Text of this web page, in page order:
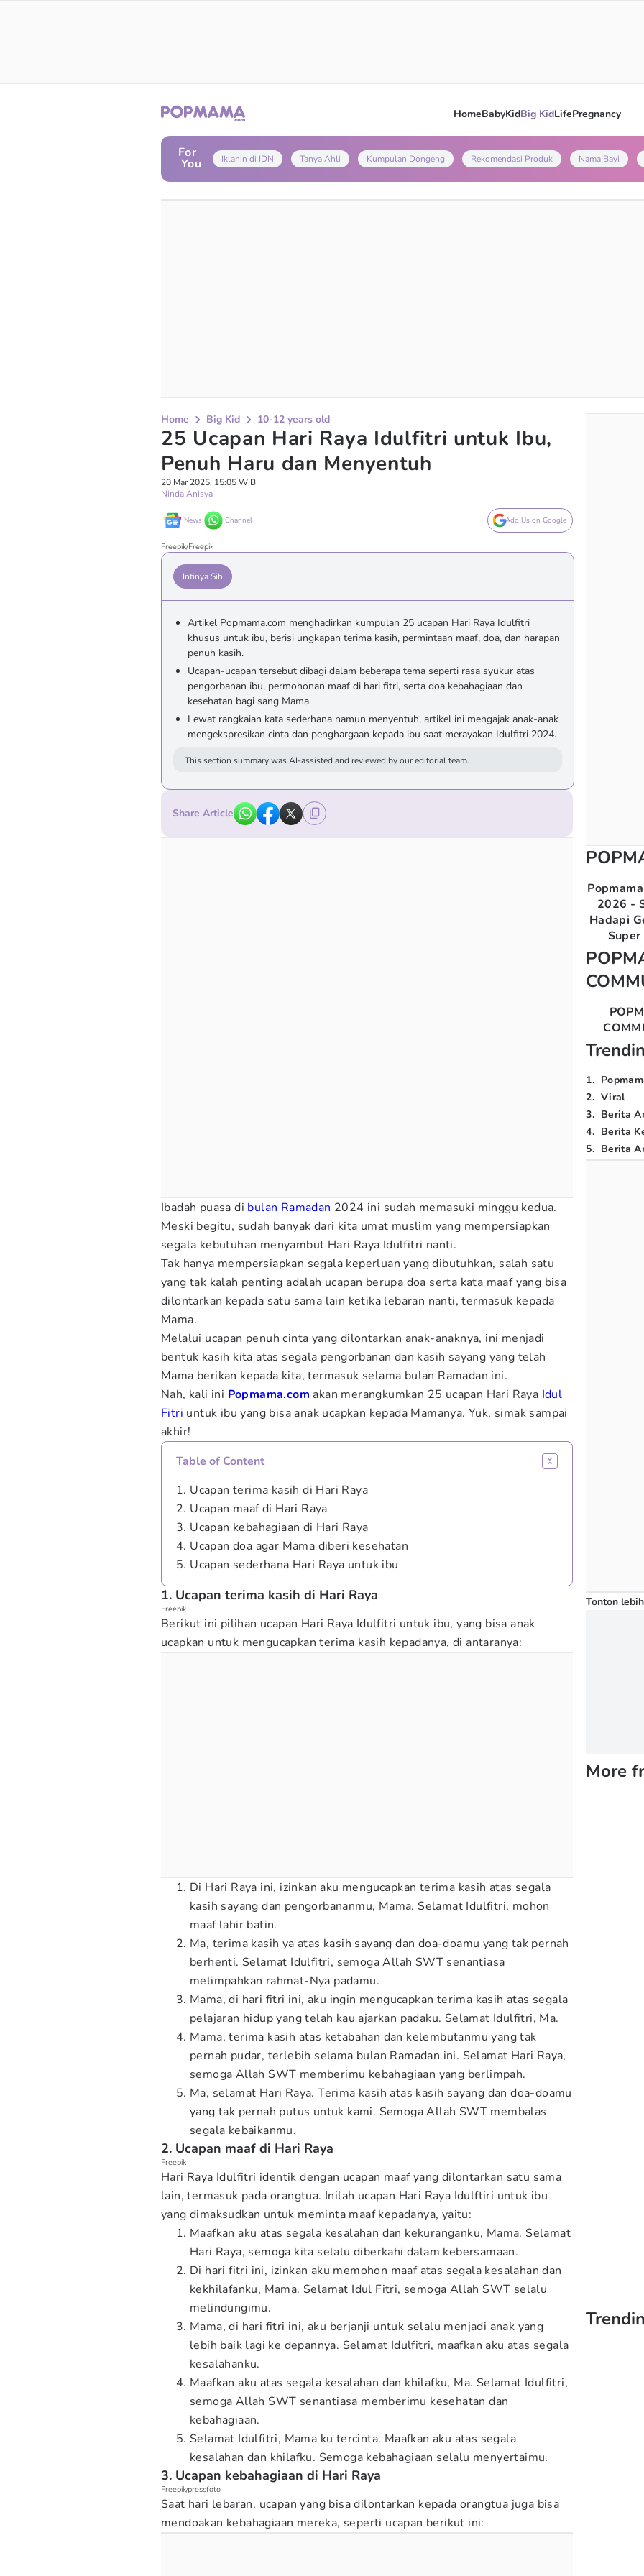
HomeBabyKidBig KidLifePregnancy
For
You Iklanin di IDN Tanya Ahli Kumpulan Dongeng Rekomendasi Produk Nama Bayi
Home Big Kid 10-12 years old
25 Ucapan Hari Raya Idulfitri untuk Ibu,
Penuh Haru dan Menyentuh
20 Mar 2025, 15:05 WIB
Ninda Anisya
News Channel Add Us on Google
Freepik/Freepik
Intinya Sih
Artikel Popmama.com menghadirkan kumpulan 25 ucapan Hari Raya Idulfitri
khusus untuk ibu, berisi ungkapan terima kasih, permintaan maaf, doa, dan harapan
penuh kasih.
Ucapan-ucapan tersebut dibagi dalam beberapa tema seperti rasa syukur atas
pengorbanan ibu, permohonan maaf di hari fitri, serta doa kebahagiaan dan
kesehatan bagi sang Mama.
Lewat rangkaian kata sederhana namun menyentuh, artikel ini mengajak anak-anak
mengekspresikan cinta dan penghargaan kepada ibu saat merayakan Idulfitri 2024.
This section summary was AI-assisted and reviewed by our editorial team.
Share Article
Ibadah puasa di bulan Ramadan 2024 ini sudah memasuki minggu kedua.
Meski begitu, sudah banyak dari kita umat muslim yang mempersiapkan
segala kebutuhan menyambut Hari Raya Idulfitri nanti.
Tak hanya mempersiapkan segala keperluan yang dibutuhkan, salah satu
yang tak kalah penting adalah ucapan berupa doa serta kata maaf yang bisa
dilontarkan kepada satu sama lain ketika lebaran nanti, termasuk kepada
Mama.
Melalui ucapan penuh cinta yang dilontarkan anak-anaknya, ini menjadi
bentuk kasih kita atas segala pengorbanan dan kasih sayang yang telah
Mama berikan kepada kita, termasuk selama bulan Ramadan ini.
Nah, kali ini Popmama.com akan merangkumkan 25 ucapan Hari Raya Idul
Fitri untuk ibu yang bisa anak ucapkan kepada Mamanya. Yuk, simak sampai
akhir!
Table of Content
1. Ucapan terima kasih di Hari Raya
2. Ucapan maaf di Hari Raya
3. Ucapan kebahagiaan di Hari Raya
4. Ucapan doa agar Mama diberi kesehatan
5. Ucapan sederhana Hari Raya untuk ibu
1. Ucapan terima kasih di Hari Raya
Freepik
Berikut ini pilihan ucapan Hari Raya Idulfitri untuk ibu, yang bisa anak
ucapkan untuk mengucapkan terima kasih kepadanya, di antaranya:
Di Hari Raya ini, izinkan aku mengucapkan terima kasih atas segala
kasih sayang dan pengorbananmu, Mama. Selamat Idulfitri, mohon
maaf lahir batin.
Ma, terima kasih ya atas kasih sayang dan doa-doamu yang tak pernah
berhenti. Selamat Idulfitri, semoga Allah SWT senantiasa
melimpahkan rahmat-Nya padamu.
Mama, di hari fitri ini, aku ingin mengucapkan terima kasih atas segala
pelajaran hidup yang telah kau ajarkan padaku. Selamat Idulfitri, Ma.
Mama, terima kasih atas ketabahan dan kelembutanmu yang tak
pernah pudar, terlebih selama bulan Ramadan ini. Selamat Hari Raya,
semoga Allah SWT memberimu kebahagiaan yang berlimpah.
Ma, selamat Hari Raya. Terima kasih atas kasih sayang dan doa-doamu
yang tak pernah putus untuk kami. Semoga Allah SWT membalas
segala kebaikanmu.
2. Ucapan maaf di Hari Raya
Freepik
Hari Raya Idulfitri identik dengan ucapan maaf yang dilontarkan satu sama
lain, termasuk pada orangtua. Inilah ucapan Hari Raya Idulftiri untuk ibu
yang dimaksudkan untuk meminta maaf kepadanya, yaitu:
Maafkan aku atas segala kesalahan dan kekuranganku, Mama. Selamat
Hari Raya, semoga kita selalu diberkahi dalam kebersamaan.
Di hari fitri ini, izinkan aku memohon maaf atas segala kesalahan dan
kekhilafanku, Mama. Selamat Idul Fitri, semoga Allah SWT selalu
melindungimu.
Mama, di hari fitri ini, aku berjanji untuk selalu menjadi anak yang
lebih baik lagi ke depannya. Selamat Idulfitri, maafkan aku atas segala
kesalahanku.
Maafkan aku atas segala kesalahan dan khilafku, Ma. Selamat Idulfitri,
semoga Allah SWT senantiasa memberimu kesehatan dan
kebahagiaan.
Selamat Idulfitri, Mama ku tercinta. Maafkan aku atas segala
kesalahan dan khilafku. Semoga kebahagiaan selalu menyertaimu.
3. Ucapan kebahagiaan di Hari Raya
Freepik/pressfoto
Saat hari lebaran, ucapan yang bisa dilontarkan kepada orangtua juga bisa
mendoakan kebahagiaan mereka, seperti ucapan berikut ini:
2026 -
Hadapi
1.
2. Viral
3. Berita
4. Berita
5. Berita
Tonton
More